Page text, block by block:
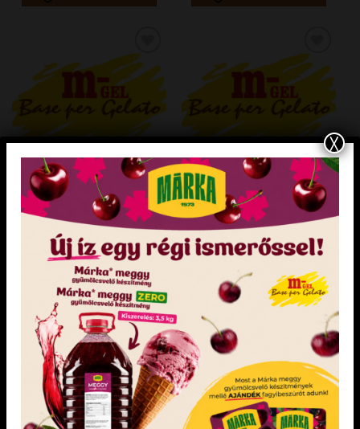
KEDVENCEM!
DIA-WELLNESS ÉS MENTES FAGYLALTALAPANYAGOK
Mentes caramello koncentrátum
Adagolás: 50 g / l
KEDVENCEM!
KEDVENCEM!
„mentes” eper koncentrátum 1,2 kg
Adagolás: 50 g / l Édesítőszerrel
Pálmaolajmentes, vegán és tejmentes
KEDVENCEM!
KEDVENCEM! KEDVENCEM!
X